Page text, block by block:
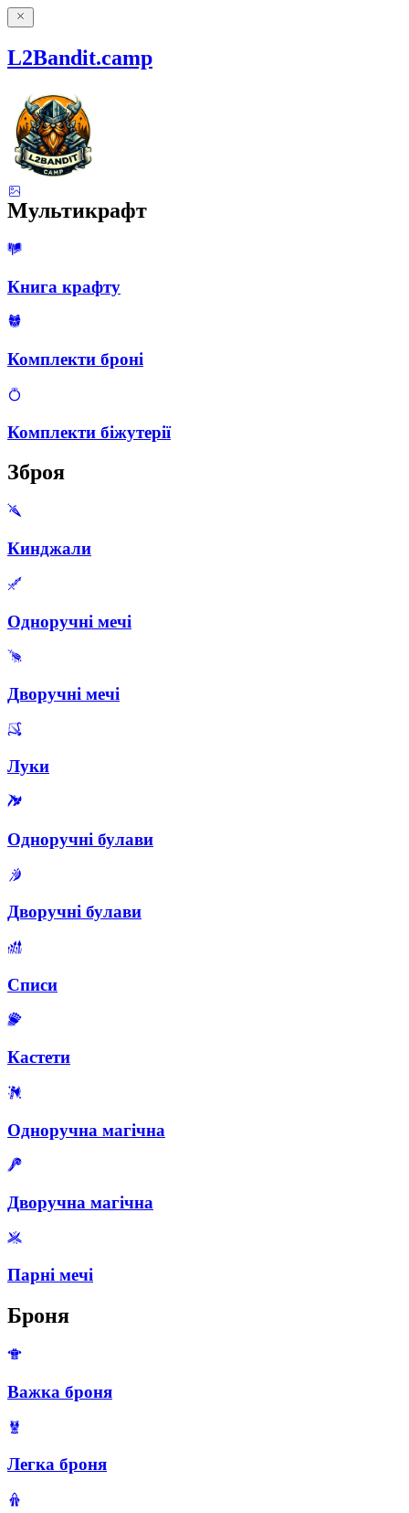
L2Bandit.camp
Мультикрафт
Книга крафту
Комплекти броні
Комплекти біжутерії
Зброя
Кинджали
Одноручні мечі
Дворучні мечі
Луки
Одноручні булави
Дворучні булави
Списи
Кастети
Одноручна магічна
Дворучна магічна
Парні мечі
Броня
Важка броня
Легка броня